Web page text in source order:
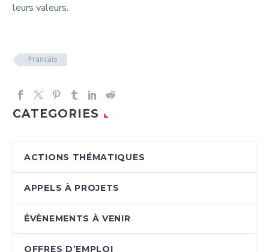
leurs valeurs.
Francais
CATEGORIES
ACTIONS THÉMATIQUES
APPELS À PROJETS
ÉVÈNEMENTS À VENIR
OFFRES D’EMPLOI